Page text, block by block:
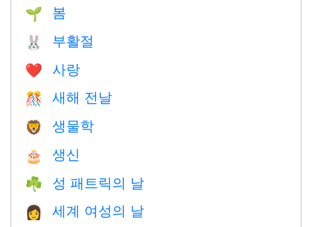
🌱 봄
🐰 부활절
❤️️ 사랑
🎊 새해 전날
🦁 생물학
🎂 생신
☘️ 성 패트릭의 날
👩 세계 여성의 날